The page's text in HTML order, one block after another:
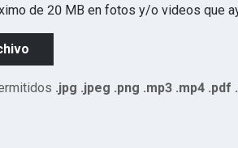
de 20 MB en fotos y/o videos que
.jpg .jpeg .png .mp3 .mp4 .pdf